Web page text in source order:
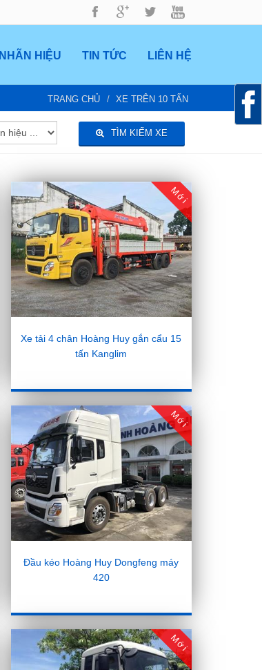
NHÃN HIỆU TIN TỨC LIÊN HỆ
TRANG CHỦ XE TRÊN 10 TẤN
TÌM KIẾM XE
Mới
Xe tải 4 chân Hoàng Huy gắn cẩu 15
tấn Kanglim
Mới
Đầu kéo Hoàng Huy Dongfeng máy
420
Mới